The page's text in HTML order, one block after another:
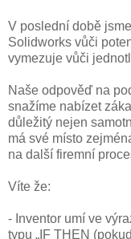
V poslední době
Solidworks vůči
vymezuje vůči
Naše odpověď na
snažíme nabízet
důležitý nejen
má své místo
na další firemní
Víte že:
- Inventor umí ve
typu „IF THEN